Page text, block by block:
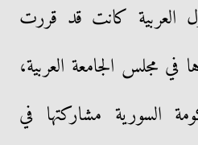
العربية كانت قد قررت
مجلس الجامعة العربية،
السورية مشاركتها في